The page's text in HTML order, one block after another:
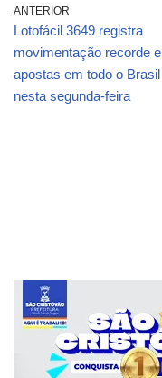
ANTERIOR
Lotofácil 3649 registra
movimentação recorde e
apostas em todo o Brasil
nesta segunda-feira